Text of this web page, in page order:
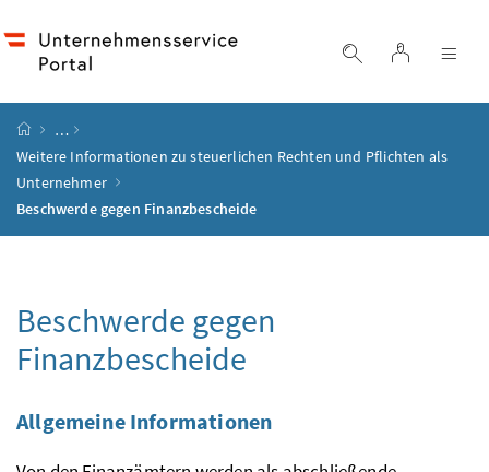
SucheLogin
Startseite
…
Weitere Informationen zu steuerlichen Rechten und Pflichten als
Unternehmer
Beschwerde gegen Finanzbescheide
Beschwerde gegen
Finanzbescheide
Allgemeine Informationen